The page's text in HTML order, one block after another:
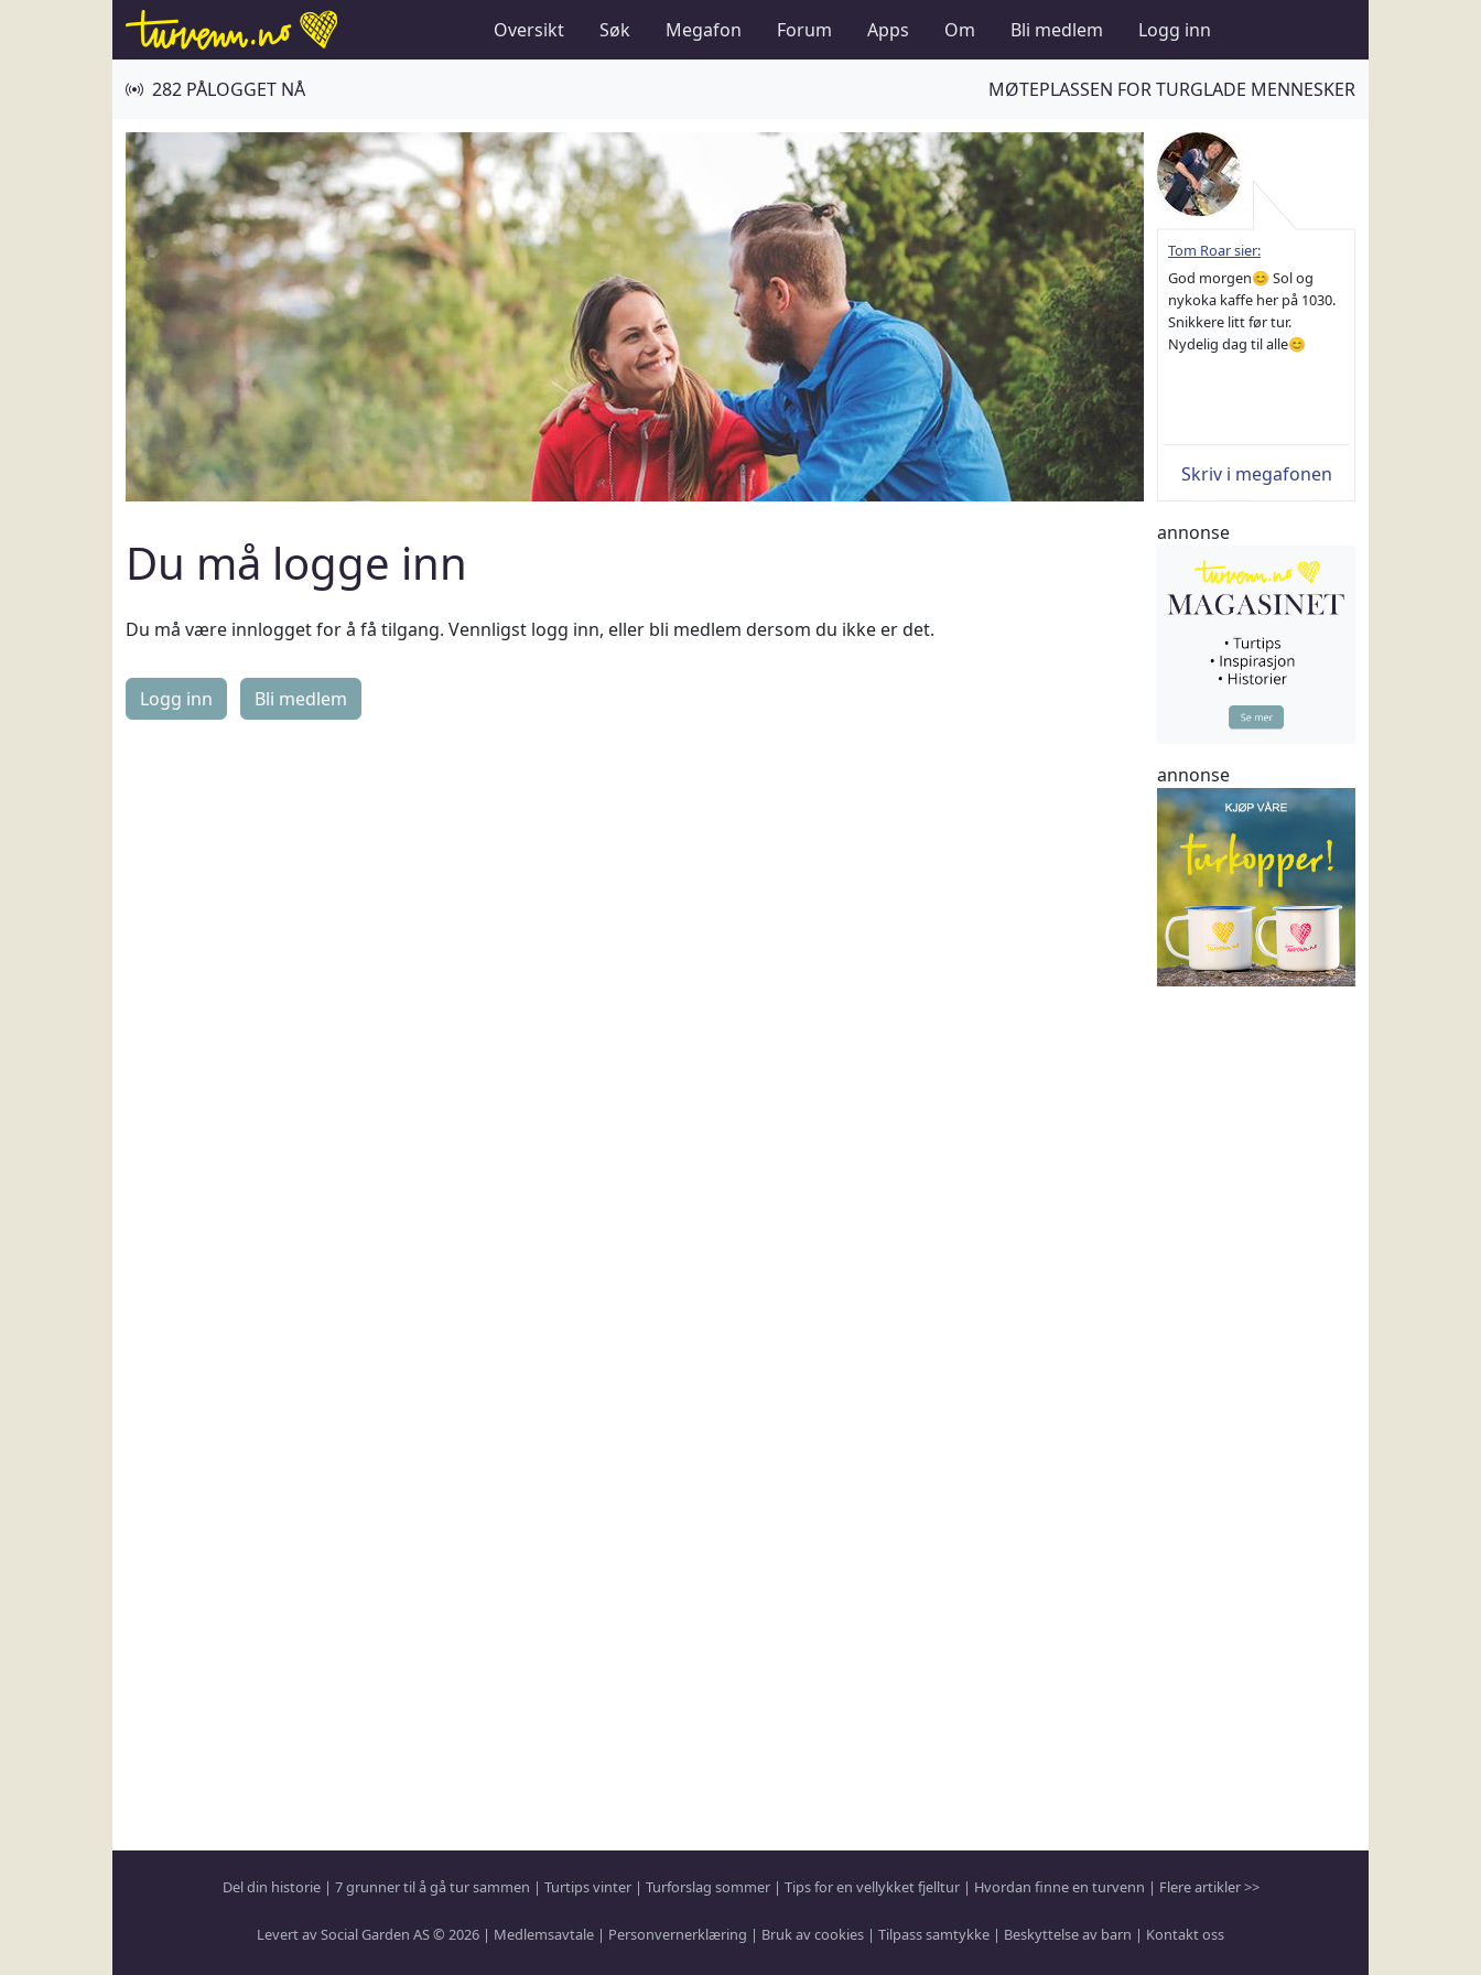
Oversikt Søk Megafon Forum Apps Om Bli medlem Logg inn
282 PÅLOGGET NÅ MØTEPLASSEN FOR TURGLADE MENNESKER
Du må logge inn
Du må være innlogget for å få tilgang. Vennligst logg inn, eller bli medlem dersom du ikke er det.
Logg inn
Tom Roar sier:
God morgen😊 Sol og
nykoka kaffe her på 1030.
Snikkere litt før tur.
Nydelig dag til alle😊
Skriv i megafonen
annonse
annonse
Del din historie| 7 grunner til å gå tur sammen | Turtips vinter| Turforslag sommer| Tips for en vellykket fjelltur| Hvordan finne en turvenn | Flere artikler >>
Levert av Social Garden AS © 2026 | Medlemsavtale | Personvernerklæring | Bruk av cookies | Tilpass samtykke | Beskyttelse av barn | Kontakt oss